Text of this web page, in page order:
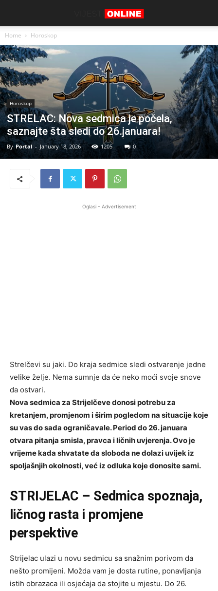
Home Horoskop
Horoskop
STRELAC: Nova sedmica je počela,
saznajte šta sledi do 26.januara!
By Portal - January 18, 2026 1205 0
Oglasi - Advertisement
Strelčevi su jaki. Do kraja sedmice sledi ostvarenje jedne
velike želje. Nema sumnje da će neko moći svoje snove
da ostvari.
Nova sedmica za Strijelčeve donosi potrebu za
kretanjem, promjenom i širim pogledom na situacije koje
su vas do sada ograničavale. Period do 26. januara
otvara pitanja smisla, pravca i ličnih uvjerenja. Ovo je
vrijeme kada shvatate da sloboda ne dolazi uvijek iz
spoljašnjih okolnosti, već iz odluka koje donosite sami.
STRIJELAC – Sedmica spoznaja,
ličnog rasta i promjene
perspektive
Strijelac ulazi u novu sedmicu sa snažnim porivom da
nešto promijeni. Možda vam je dosta rutine, ponavljanja
istih obrazaca ili osjećaja da stojite u mjestu. Do 26.